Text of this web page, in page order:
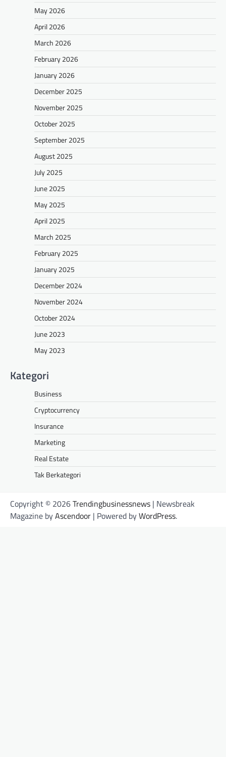
May 2026
April 2026
March 2026
February 2026
January 2026
December 2025
November 2025
October 2025
September 2025
August 2025
July 2025
June 2025
May 2025
April 2025
March 2025
February 2025
January 2025
December 2024
November 2024
October 2024
June 2023
May 2023
Kategori
Business
Cryptocurrency
Insurance
Marketing
Real Estate
Tak Berkategori
Copyright © 2026Trendingbusinessnews | Newsbreak
Magazine byAscendoor | Powered byWordPress.